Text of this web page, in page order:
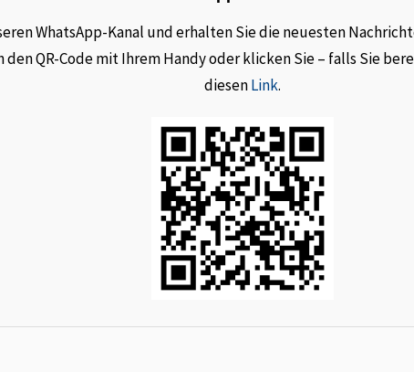
WhatsApp-Kanal und erhalten Sie die neuesten
den QR-Code mit Ihrem Handy oder klicken Sie – falls Sie
diesenLink.